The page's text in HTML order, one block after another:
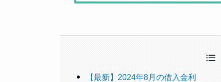
【最新】2024年8月の借入金利